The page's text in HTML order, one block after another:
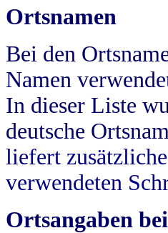
Ortsnamen
Bei den
Namen
In dieser Liste
deutsche
liefert
verwendeten
Ortsangaben